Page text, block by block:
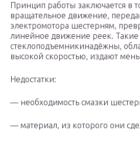
Принцип работы заключается в
вращательное движение,
электромотора шестерням,
линейное движение реек. Такие
стеклоподъемникинадёжны,
высокой скоростью, издают
Недостатки:
— необходимость смазки
— материал, из которого они